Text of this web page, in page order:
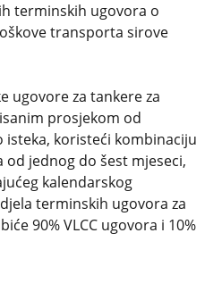
terminskih ugovora o
transporta sirove
ugovore za tankere za
prosjekom od
koristeći kombinaciju
od jednog do šest mjeseci,
kalendarskog
terminskih ugovora za
90% VLCC ugovora i 10%